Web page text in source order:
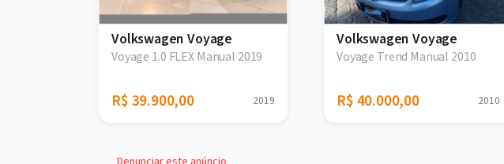
Volkswagen Voyage
Voyage 1.0 FLEX Manual 2019
R$ 39.900,00 2019
Volkswagen Voyage
Voyage Trend Manual 2010
R$ 40.000,00 2010